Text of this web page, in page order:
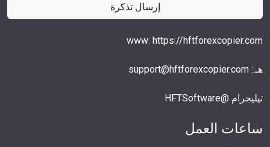
إرسال تذكرة
www: https://hftforexcopier.com
هـ.: support@hftforexcopier.com
تيليجرام @HFTSoftware
ساعات العمل